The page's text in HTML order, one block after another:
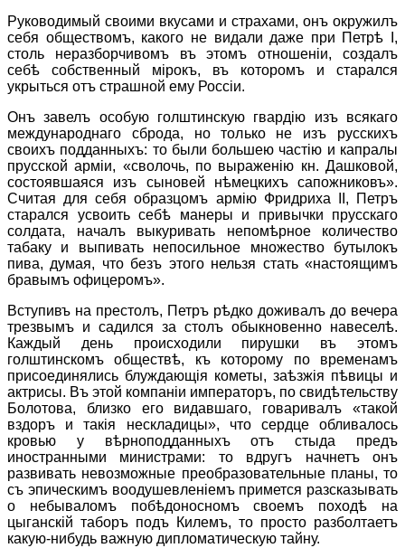
Руководимый своими вкусами и страхами, онъ окружилъ
себя обществомъ, какого не видали даже при Петрѣ I,
столь неразборчивомъ въ этомъ отношенiи, создалъ
себѣ собственный мiрокъ, въ которомъ и старался
укрыться отъ страшной ему Россiи.
Онъ завелъ особую голштинскую гвардiю изъ всякаго
международнаго сброда, но только не изъ русскихъ
своихъ подданныхъ: то были большею частiю и капралы
прусской армiи, «сволочь, по выраженiю кн. Дашковой,
состоявшаяся изъ сыновей нѣмецкихъ сапожниковъ».
Считая для себя образцомъ армiю Фридриха II, Петръ
старался усвоить себѣ манеры и привычки прусскаго
солдата, началъ выкуривать непомѣрное количество
табаку и выпивать непосильное множество бутылокъ
пива, думая, что безъ этого нельзя стать «настоящимъ
бравымъ офицеромъ».
Вступивъ на престолъ, Петръ рѣдко доживалъ до вечера
трезвымъ и садился за столъ обыкновенно навеселѣ.
Каждый день происходили пирушки въ этомъ
голштинскомъ обществѣ, къ которому по временамъ
присоединялись блуждающiя кометы, заѣзжiя пѣвицы и
актрисы. Въ этой компанiи императоръ, по свидѣтельству
Болотова, близко его видавшаго, говаривалъ «такой
вздоръ и такiя нескладицы», что сердце обливалось
кровью у вѣрноподданныхъ отъ стыда предъ
иностранными министрами: то вдругъ начнетъ онъ
развивать невозможные преобразовательные планы, то
съ эпическимъ воодушевленiемъ примется разсказывать
о небываломъ побѣдоносномъ своемъ походѣ на
цыганскiй таборъ подъ Килемъ, то просто разболтаетъ
какую-нибудь важную дипломатическую тайну.